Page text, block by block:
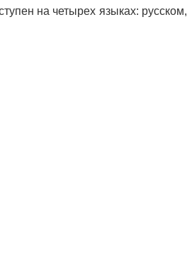
на четырех языках: русском,